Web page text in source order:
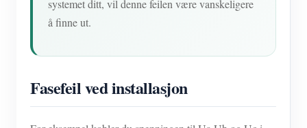
systemet ditt, vil denne feilen være vanskeligere
å finne ut.
Fasefeil ved installasjon